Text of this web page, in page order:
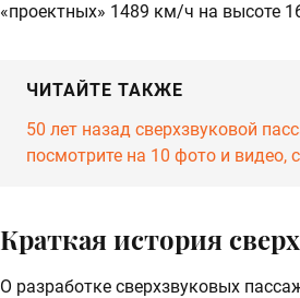
«проектных» 1489 км/ч на высоте
ЧИТАЙТЕ ТАКЖЕ
50 лет назад сверхзвуковой
посмотрите на 10 фото и видео,
Краткая история
О разработке сверхзвуковых